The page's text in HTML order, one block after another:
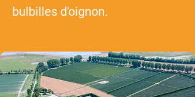
bulbilles d'oignon.